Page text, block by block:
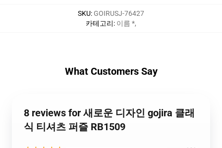
SKU: GOIRUSJ-76427
카테고리: 이름 *,
What Customers Say
8 reviews for 새로운 디자인 gojira 클래
식 티셔츠 퍼즐 RB1509